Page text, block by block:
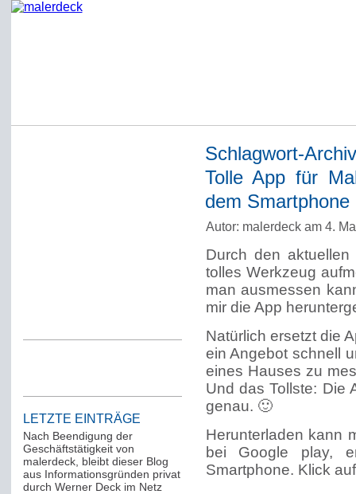
LETZTE EINTRÄGE
Nach Beendigung der
Geschäftstätigkeit von
malerdeck, bleibt dieser Blog
aus Informationsgründen privat
durch Werner Deck im Netz
Schlagwort-
Tolle App für
dem Smartphone
Autor: malerdeck am 4.
Durch den aktuellen
tolles Werkzeug
man ausmessen
mir die App
Natürlich ersetzt die
ein Angebot schnell
eines Hauses zu
Und das Tollste: Die
genau. 🙂
Herunterladen kann
bei Google play,
Smartphone. Klick